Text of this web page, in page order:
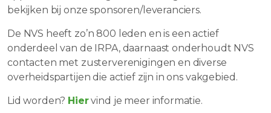
bekijken bij onze sponsoren/leveranciers.
De NVS heeft zo’n 800 leden en is een actief
onderdeel van de IRPA, daarnaast onderhoudt NVS
contacten met zusterverenigingen en diverse
overheidspartijen die actief zijn in ons vakgebied.
Lid worden? Hiervind je meer informatie.